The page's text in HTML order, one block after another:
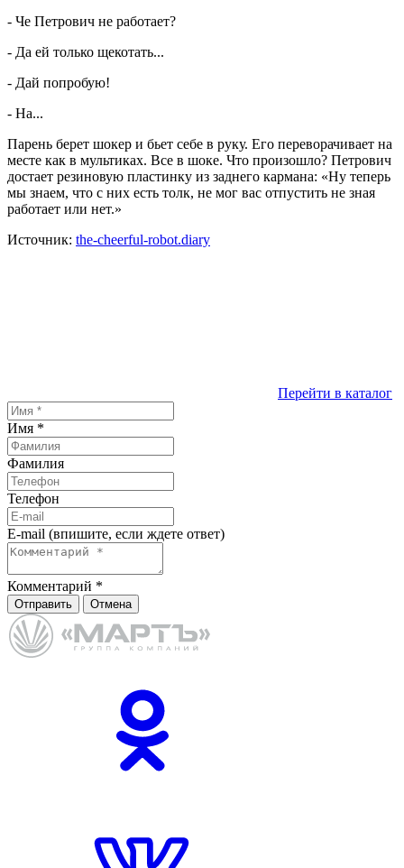
- Че Петрович не работает?
- Да ей только щекотать...
- Дай попробую!
- На...
Парень берет шокер и бьет себе в руку. Его переворачивает на
месте как в мультиках. Все в шоке. Что произошло? Петрович
достает резиновую пластинку из заднего кармана: «Ну теперь
мы знаем, что с них есть толк, не мог вас отпустить не зная
работает или нет.»
Источник: the-cheerful-robot.diary
Перейти в каталог
Имя *
Фамилия
Телефон
E-mail (впишите, если ждете ответ)
Комментарий *
Отправить Отмена